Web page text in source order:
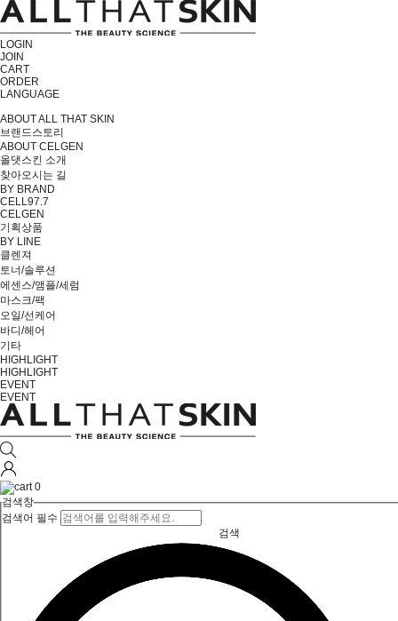
LOGIN
JOIN
CART
ORDER
LANGUAGE
ABOUT ALL THAT SKIN
브랜드스토리
ABOUT CELGEN
올댓스킨 소개
찾아오시는 길
BY BRAND
CELL97.7
CELGEN
기획상품
BY LINE
클렌져
토너/솔루션
에센스/앰플/세럼
마스크/팩
오일/선케어
바디/헤어
기타
HIGHLIGHT
HIGHLIGHT
EVENT
EVENT
0
검색창
검색어 필수
검색